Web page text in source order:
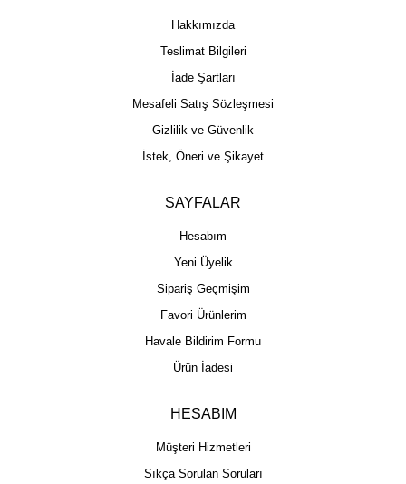
Hakkımızda
Teslimat Bilgileri
İade Şartları
Mesafeli Satış Sözleşmesi
Gizlilik ve Güvenlik
İstek, Öneri ve Şikayet
SAYFALAR
Hesabım
Yeni Üyelik
Sipariş Geçmişim
Favori Ürünlerim
Havale Bildirim Formu
Ürün İadesi
HESABIM
Müşteri Hizmetleri
Sıkça Sorulan Soruları